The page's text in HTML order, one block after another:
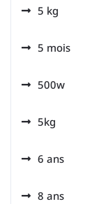
5 kg
5 mois
500w
5kg
6 ans
8 ans